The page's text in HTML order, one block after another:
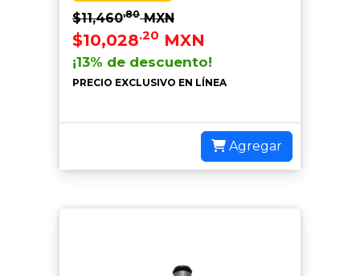
$11,460.80MXN
$10,028.20 MXN
¡13% de descuento!
PRECIO EXCLUSIVO EN LÍNEA
Agregar